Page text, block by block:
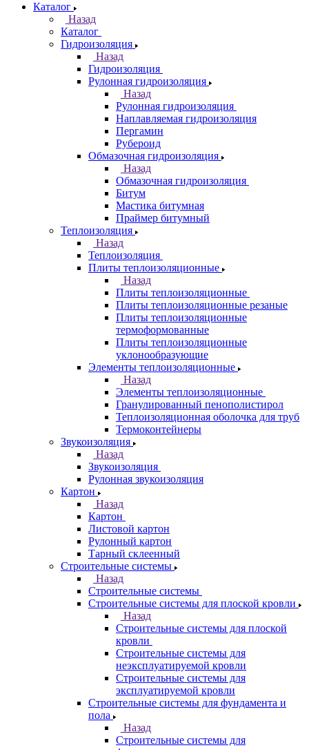
Каталог
Назад
Каталог
Гидроизоляция
Назад
Гидроизоляция
Рулонная гидроизоляция
Назад
Рулонная гидроизоляция
Наплавляемая гидроизоляция
Пергамин
Рубероид
Обмазочная гидроизоляция
Назад
Обмазочная гидроизоляция
Битум
Мастика битумная
Праймер битумный
Теплоизоляция
Назад
Теплоизоляция
Плиты теплоизоляционные
Назад
Плиты теплоизоляционные
Плиты теплоизоляционные резаные
Плиты теплоизоляционные
термоформованные
Плиты теплоизоляционные
уклонообразующие
Элементы теплоизоляционные
Назад
Элементы теплоизоляционные
Гранулированный пенополистирол
Теплоизоляционная оболочка для труб
Термоконтейнеры
Звукоизоляция
Назад
Звукоизоляция
Рулонная звукоизоляция
Картон
Назад
Картон
Листовой картон
Рулонный картон
Тарный склеенный
Строительные системы
Назад
Строительные системы
Строительные системы для плоской кровли
Назад
Строительные системы для плоской
кровли
Строительные системы для
неэксплуатируемой кровли
Строительные системы для
эксплуатируемой кровли
Строительные системы для фундамента и
пола
Назад
Строительные системы для